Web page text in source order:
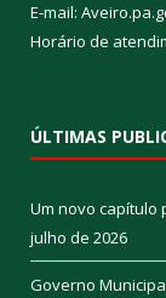
E-mail:
Horário de
ÚLTIMAS
Um novo capítulo
julho de 2026
Governo